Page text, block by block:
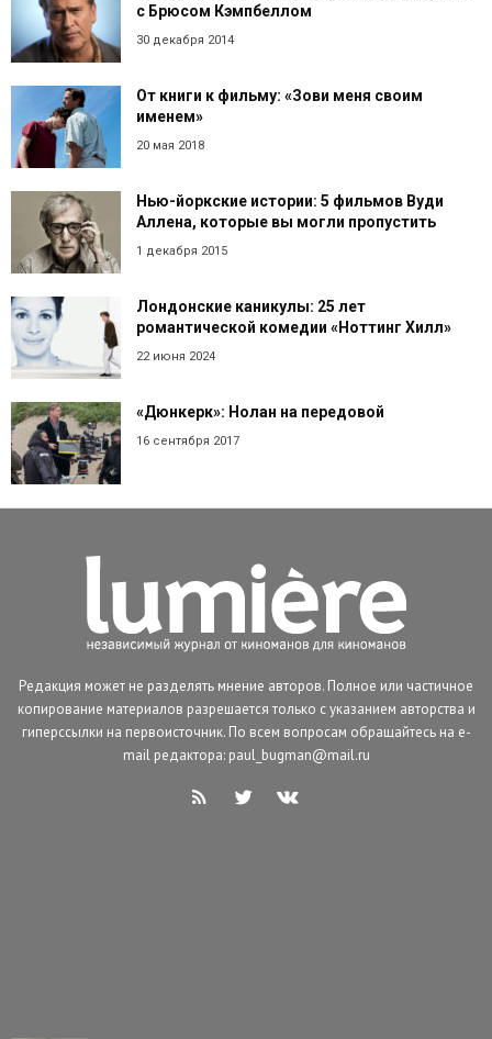
с Брюсом Кэмпбеллом
30 декабря 2014
От книги к фильму: «Зови меня своим
именем»
20 мая 2018
Нью-йоркские истории: 5 фильмов Вуди
Аллена, которые вы могли пропустить
1 декабря 2015
Лондонские каникулы: 25 лет
романтической комедии «Ноттинг Хилл»
22 июня 2024
«Дюнкерк»: Нолан на передовой
16 сентября 2017
Редакция может не разделять мнение авторов. Полное или частичное
копирование материалов разрешается только с указанием авторства и
гиперссылки на первоисточник. По всем вопросам обращайтесь на e-
mail редактора: paul_bugman@mail.ru